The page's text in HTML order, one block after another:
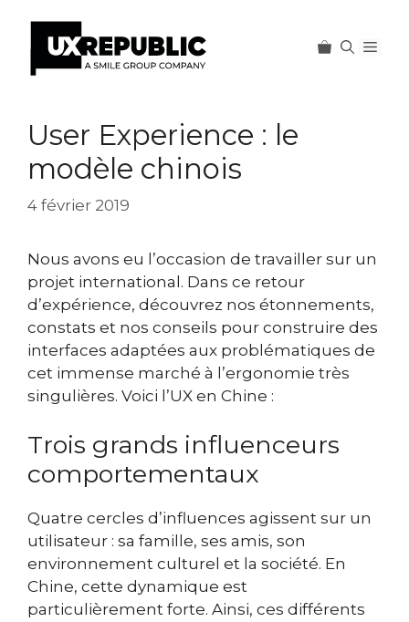
contenu
User Experience : le
modèle chinois
4 février 2019
Nous avons eu l’occasion de travailler sur un
projet international. Dans ce retour
d’expérience, découvrez nos étonnements,
constats et nos conseils pour construire des
interfaces adaptées aux problématiques de
cet immense marché à l’ergonomie très
singulières. Voici l’UX en Chine :
Trois grands influenceurs
comportementaux
Quatre cercles d’influences agissent sur un
utilisateur : sa famille, ses amis, son
environnement culturel et la société. En
Chine, cette dynamique est
particulièrement forte. Ainsi, ces différents